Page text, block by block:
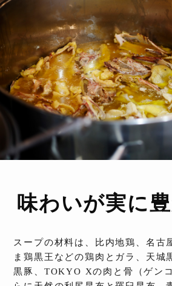
味わいが実に豊
スープの材料は、比内地鶏、名古
ま鶏黒王などの鶏肉とガラ、天城
黒豚、TOKYO Xの肉と骨（ゲン